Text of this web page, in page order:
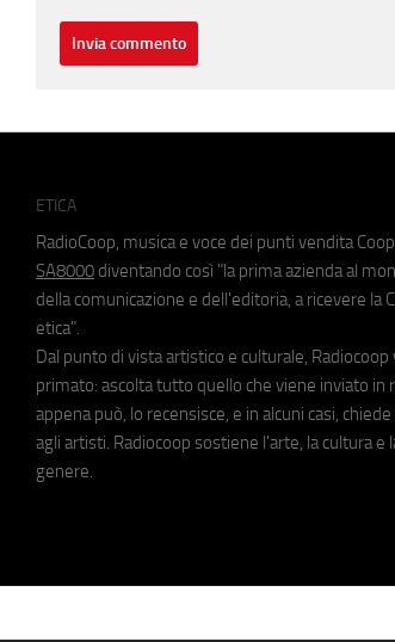
ETICA
RadioCoop, musica e voce dei punti vendita
SA8000 diventando così "la prima azienda al
della comunicazione e dell'editoria, a ricevere la
etica".
Dal punto di vista artistico e culturale, Radiocoop
primato: ascolta tutto quello che viene inviato in
appena può, lo recensisce, e in alcuni casi,
agli artisti. Radiocoop sostiene l'arte, la cultura e
genere.